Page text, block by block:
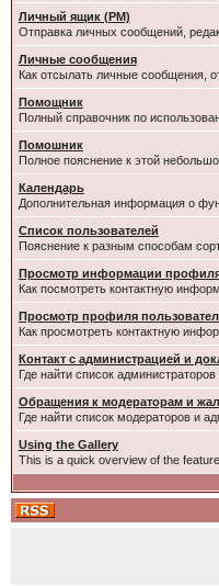
Личный ящик (PM)
Отправка личных сообщений,
Личные сообщения
Как отсылать личные сообщения,
Помощник
Полный справочник по
Помошник
Полное пояснение к этой
Календарь
Дополнительная информация о
Список пользователей
Пояснение к разным способам
Просмотр информации профиля
Как посмотреть контактную
Просмотр профиля
Как просмотреть контактную
Контакт с администрацией и
Где найти список
Обращения к модераторам и
Где найти список модераторов и
Using the Gallery
This is a quick overview of the